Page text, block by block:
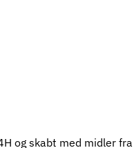
og skabt med midler